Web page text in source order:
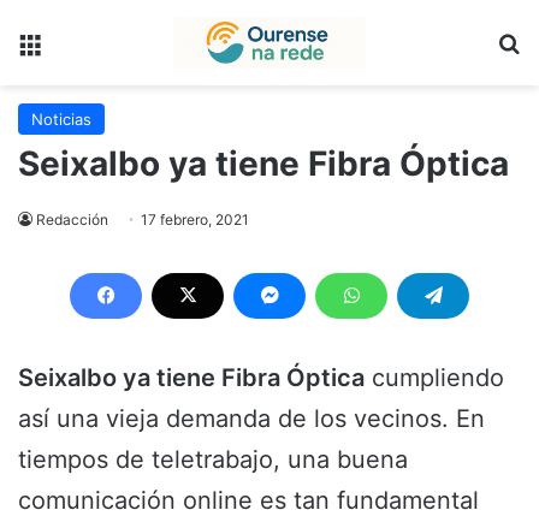
Noticias
Seixalbo ya tiene Fibra Óptica
Redacción 17 febrero, 2021
Seixalbo ya tiene Fibra Óptica cumpliendo
así una vieja demanda de los vecinos. En
tiempos de teletrabajo, una buena
comunicación online es tan fundamental